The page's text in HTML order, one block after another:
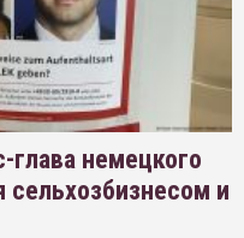
немецкого
сельхозбизнесом и